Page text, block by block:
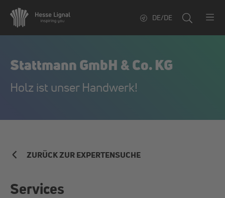
DE/DE
Stattmann GmbH & Co. KG
Holz ist unser Handwerk!
ZURÜCK ZUR EXPERTENSUCHE
Services